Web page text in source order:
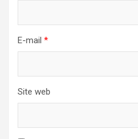
E-mail *
Site web